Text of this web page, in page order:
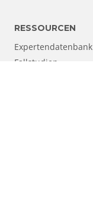
RESSOURCEN
Expertendatenbank
Fallstudien